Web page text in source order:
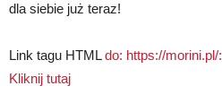
dla siebie już teraz!
Link tagu HTMLdo: https://morini.pl/:
Kliknij tutaj